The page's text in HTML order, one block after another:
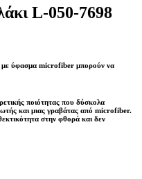
L-050-7698
με ύφασμα microfiber μπορούν να
ποιότητας που δύσκολα
και μιας γραβάτας από microfiber.
στην φθορά και δεν